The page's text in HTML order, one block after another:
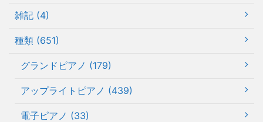
雑記 (4)
種類 (651)
グランドピアノ (179)
アップライトピアノ (439)
電子ピアノ (33)